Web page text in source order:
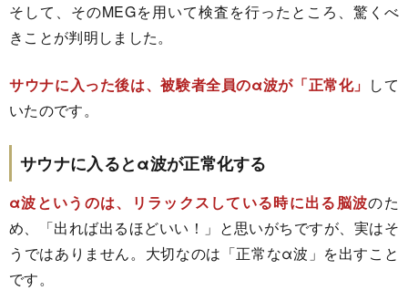
そして、そのMEGを用いて検査を行ったところ、驚くべ
きことが判明しました。
サウナに入った後は、被験者全員のα波が「正常化」 して
いたのです。
サウナに入るとα波が正常化する
α波というのは、リラックスしている時に出る脳波のた
め、「出れば出るほどいい！」と思いがちですが、実はそ
うではありません。大切なのは「正常なα波」を出すこと
です。